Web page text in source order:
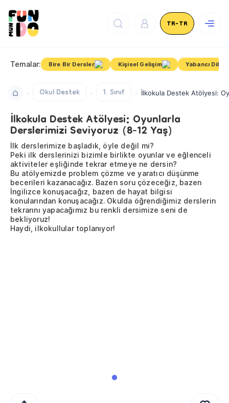
TR-TR
Temalar: Bire Bir Dersler Kişisel Gelişim Yabancı Dil
Okul Destek 1. Sınıf İlkokula Destek Atölyesi:
İlkokula Destek Atölyesi: Oyunlarla
Derslerimizi Seviyoruz (8-12 Yaş)
İlk derslerimize başladık, öyle değil mi?
Peki ilk derslerinizi bizimle birlikte oyunlar ve eğlenceli
aktiviteler eşliğinde tekrar etmeye ne dersin?
Bu atölyemizde problem çözme ve yaratıcı düşünme
becerileri kazanacağız. Bazen soru çözeceğiz, bazen
İngilizce konuşacağız, bazen de hayat bilgisi
konularından konuşacağız. Okulda öğrendiğimiz derslerin
tekrarını yapacağımız bu renkli dersimize seni de
bekliyoruz!
Haydi, ilkokullular toplanıyor!